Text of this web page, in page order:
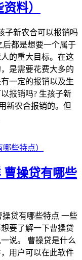
料）
子新农合可以报销吗
后都是想要一个属于
的重大目标。在这
是需要花费大多的
一定的报销以及生
报销吗? 生孩子新
新农合报销的。但
曹操贷有哪些
操贷有哪些特点 一些
要了解一下曹操贷
说。 曹操贷是什么
用户可以在此软件